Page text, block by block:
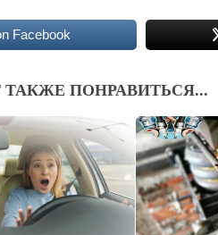
Facebook
ПОНРАВИТЬСЯ...